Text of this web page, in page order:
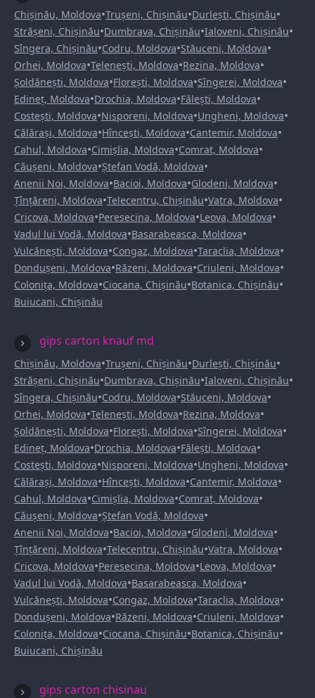
Chișinău, Moldova•Trușeni, Chișinău•Durlești, Chișinău•
Strășeni, Chișinău•Dumbrava, Chișinău•Ialoveni, Chișinău•
Sîngera, Chișinău•Codru, Moldova•Stăuceni, Moldova•
Orhei, Moldova•Telenești, Moldova•Rezina, Moldova•
Șoldănești, Moldova•Florești, Moldova•Sîngerei, Moldova•
Edineț, Moldova•Drochia, Moldova•Fălești, Moldova•
Costești, Moldova•Nisporeni, Moldova•Ungheni, Moldova•
Călărași, Moldova•Hîncești, Moldova•Cantemir, Moldova•
Cahul, Moldova•Cimișlia, Moldova•Comrat, Moldova•
Căușeni, Moldova•Ștefan Vodă, Moldova•
Anenii Noi, Moldova•Bacioi, Moldova•Glodeni, Moldova•
Țînțăreni, Moldova•Telecentru, Chișinău•Vatra, Moldova•
Cricova, Moldova•Peresecina, Moldova•Leova, Moldova•
Vadul lui Vodă, Moldova•Basarabeasca, Moldova•
Vulcănești, Moldova•Congaz, Moldova•Taraclia, Moldova•
Dondușeni, Moldova•Răzeni, Moldova•Criuleni, Moldova•
Colonița, Moldova•Ciocana, Chișinău•Botanica, Chișinău•
Buiucani, Chișinău
gips carton knauf md
Chișinău, Moldova•Trușeni, Chișinău•Durlești, Chișinău•
Strășeni, Chișinău•Dumbrava, Chișinău•Ialoveni, Chișinău•
Sîngera, Chișinău•Codru, Moldova•Stăuceni, Moldova•
Orhei, Moldova•Telenești, Moldova•Rezina, Moldova•
Șoldănești, Moldova•Florești, Moldova•Sîngerei, Moldova•
Edineț, Moldova•Drochia, Moldova•Fălești, Moldova•
Costești, Moldova•Nisporeni, Moldova•Ungheni, Moldova•
Călărași, Moldova•Hîncești, Moldova•Cantemir, Moldova•
Cahul, Moldova•Cimișlia, Moldova•Comrat, Moldova•
Căușeni, Moldova•Ștefan Vodă, Moldova•
Anenii Noi, Moldova•Bacioi, Moldova•Glodeni, Moldova•
Țînțăreni, Moldova•Telecentru, Chișinău•Vatra, Moldova•
Cricova, Moldova•Peresecina, Moldova•Leova, Moldova•
Vadul lui Vodă, Moldova•Basarabeasca, Moldova•
Vulcănești, Moldova•Congaz, Moldova•Taraclia, Moldova•
Dondușeni, Moldova•Răzeni, Moldova•Criuleni, Moldova•
Colonița, Moldova•Ciocana, Chișinău•Botanica, Chișinău•
Buiucani, Chișinău
gips carton chisinau